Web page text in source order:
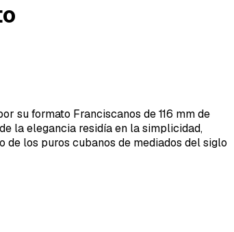
su formato Franciscanos de 116 mm de
la elegancia residía en la simplicidad,
los puros cubanos de mediados del siglo